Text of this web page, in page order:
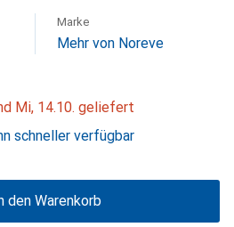
Marke
Mehr von Noreve
Mi, 14.10. geliefert
schneller verfügbar
den Warenkorb